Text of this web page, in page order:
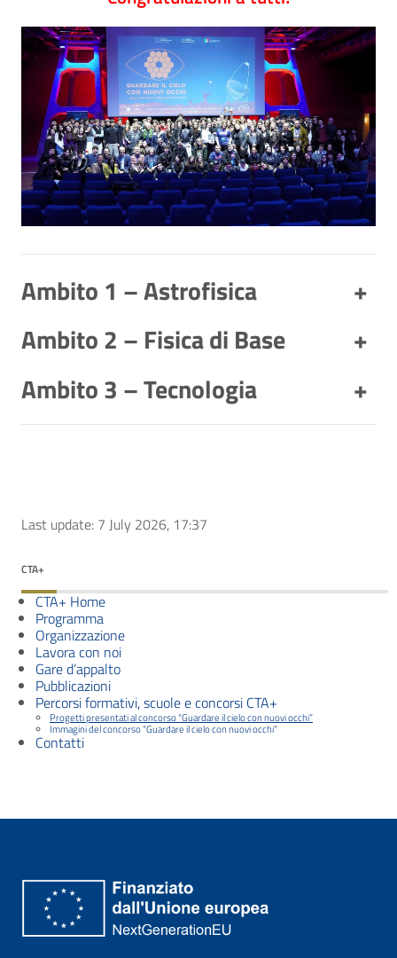
Ambito 1 – Astrofisica
+
Ambito 2 – Fisica di Base
+
Ambito 3 – Tecnologia
+
Last update: 7 July 2026, 17:37
CTA+
CTA+ Home
Programma
Organizzazione
Lavora con noi
Gare d’appalto
Pubblicazioni
Percorsi formativi, scuole e concorsi CTA+
Progetti presentati al concorso “Guardare il cielo con nuovi occhi”
Immagini del concorso “Guardare il cielo con nuovi occhi”
Contatti